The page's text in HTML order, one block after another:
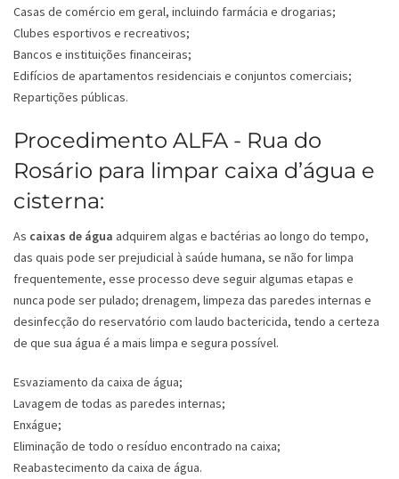
Casas de comércio em geral, incluindo farmácia e drogarias;
Clubes esportivos e recreativos;
Bancos e instituições financeiras;
Edifícios de apartamentos residenciais e conjuntos comerciais;
Repartições públicas.
Procedimento ALFA - Rua do
Rosário para limpar caixa d’água e
cisterna:
As caixas de água adquirem algas e bactérias ao longo do tempo,
das quais pode ser prejudicial à saúde humana, se não for limpa
frequentemente, esse processo deve seguir algumas etapas e
nunca pode ser pulado; drenagem, limpeza das paredes internas e
desinfecção do reservatório com laudo bactericida, tendo a certeza
de que sua água é a mais limpa e segura possível.
Esvaziamento da caixa de água;
Lavagem de todas as paredes internas;
Enxágue;
Eliminação de todo o resíduo encontrado na caixa;
Reabastecimento da caixa de água.